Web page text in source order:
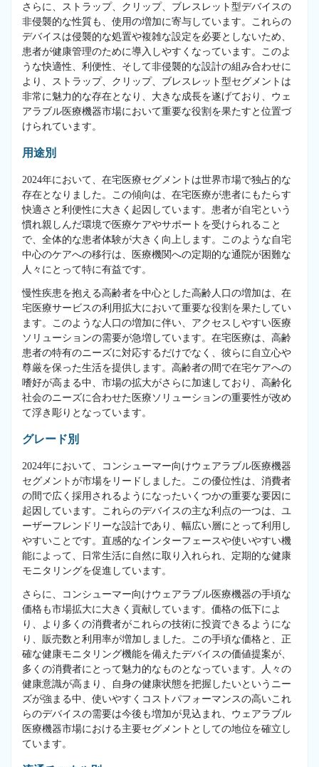
さらに、ストラップ、クリップ、ブレスレット型デバイスの
非侵襲的な性質も、使用の増加に寄与しています。これらの
デバイスは侵襲的な処置や複雑な設定を必要としないため、
患者が健康管理のために導入しやすくなっています。このよ
うな快適性、利便性、そして非侵襲的な設計の組み合わせに
より、ストラップ、クリップ、ブレスレット型セグメントは
非常に魅力的な存在となり、大きな成長を遂げており、ウェ
アラブル医療機器市場において重要な役割を果たすと位置づ
けられています。
用途別
2024年において、在宅医療セグメントは世界市場で独占的な
存在となりました。この傾向は、在宅医療が患者にもたらす
快適さと利便性に大きく起因しています。患者が自宅という
慣れ親しんだ環境で医療ケアやサポートを受けられること
で、全体的な患者体験が大きく向上します。このような自宅
中心のケアへの移行は、医療機関への定期的な通院が困難な
人々にとって特に有益です。
慢性疾患を抱える高齢者を中心とした高齢人口の増加は、在
宅医療サービスの利用拡大において重要な役割を果たしてい
ます。このような人口の増加に伴い、アクセスしやすい医療
ソリューションの需要が急増しています。在宅医療は、高齢
患者の特有のニーズに対応するだけでなく、彼らに自立心や
尊厳を保った生活を提供します。高齢者の間で在宅ケアへの
嗜好が高まる中、市場の拡大がさらに加速しており、高齢化
社会のニーズに合わせた医療ソリューションの重要性が改め
て浮き彫りとなっています。
グレード別
2024年において、コンシューマー向けウェアラブル医療機器
セグメントが市場をリードしました。この優位性は、消費者
の間で広く採用されるようになったいくつかの重要な要因に
起因しています。これらのデバイスの主な利点の一つは、ユ
ーザーフレンドリーな設計であり、幅広い層にとって利用し
やすいことです。直感的なインターフェースや使いやすい機
能によって、日常生活に自然に取り入れられ、定期的な健康
モニタリングを促進しています。
さらに、コンシューマー向けウェアラブル医療機器の手頃な
価格も市場拡大に大きく貢献しています。価格の低下によ
り、より多くの消費者がこれらの技術に投資できるようにな
り、販売数と利用率が増加しました。この手頃な価格と、正
確な健康モニタリング機能を備えたデバイスの価値提案が、
多くの消費者にとって魅力的なものとなっています。人々の
健康意識が高まり、自身の健康状態を把握したいというニー
ズが強まる中、使いやすくコストパフォーマンスの高いこれ
らのデバイスの需要は今後も増加が見込まれ、ウェアラブル
医療機器市場における主要セグメントとしての地位を確立し
ています。